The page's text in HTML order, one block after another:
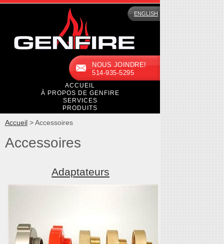
ACCUEIL
À PROPOS DE GENFIRE
SERVICES
PRODUITS
ENGLISH
NOUS JOINDRE!
514-935-5295
Accueil >Accessoires
Accessoires
Adaptateurs